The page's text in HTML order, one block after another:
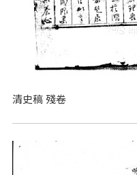
清史稿 殘卷